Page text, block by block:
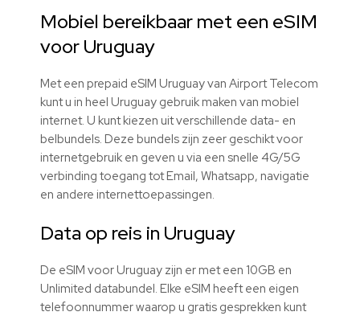
Mobiel bereikbaar met een eSIM
voor Uruguay
Met een prepaid eSIM Uruguay van Airport Telecom
kunt u in heel Uruguay gebruik maken van mobiel
internet. U kunt kiezen uit verschillende data- en
belbundels. Deze bundels zijn zeer geschikt voor
internetgebruik en geven u via een snelle 4G/5G
verbinding toegang tot Email, Whatsapp, navigatie
en andere internettoepassingen.
Data op reis in Uruguay
De eSIM voor Uruguay zijn er met een 10GB en
Unlimited databundel. Elke eSIM heeft een eigen
telefoonnummer waarop u gratis gesprekken kunt